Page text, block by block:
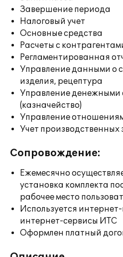
Завершение периода
Налоговый учет
Основные средства
Расчеты с
Регламентированная
Управление данными о
изделия, рецептура
Управление денежными
(казначейство)
Управление
Учет производственных
Сопровождение:
Ежемесячно
установка комплекта
рабочее место
Используется
интернет-сервисы ИТС
Оформлен платный